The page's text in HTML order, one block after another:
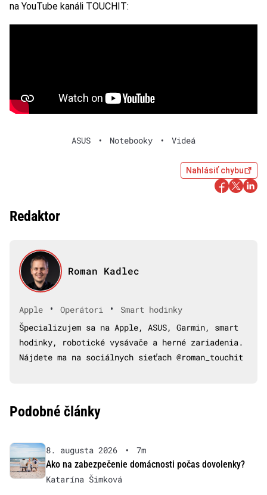
na YouTube kanáli TOUCHIT:
ASUS • Notebooky • Videá
Nahlásiť chybu
Redaktor
Roman Kadlec
Apple • Operátori •
Smart hodinky
Špecializujem sa na Apple, ASUS, Garmin, smart
hodinky, robotické vysávače a herné zariadenia.
Nájdete ma na sociálnych sieťach @roman_touchit
Podobné články
8. augusta 2026 •
7m
Ako na zabezpečenie domácnosti počas dovolenky?
Katarína Šimková